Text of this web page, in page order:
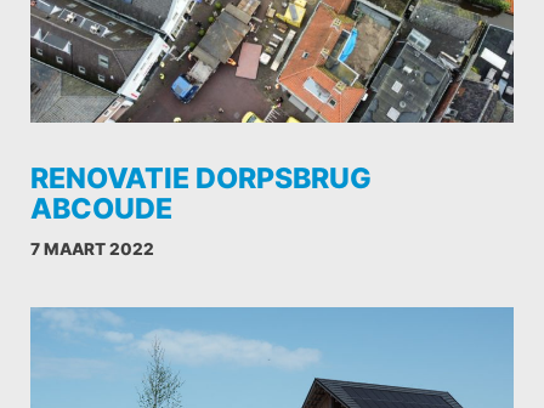
RENOVATIE DORPSBRUG
ABCOUDE
7 MAART 2022